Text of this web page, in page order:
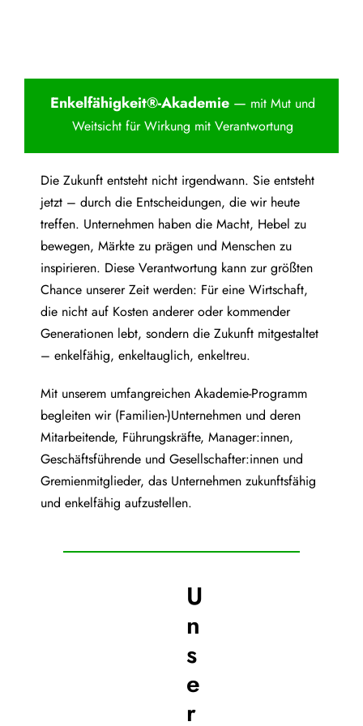
Enkelfähigkeit®-Akademie— mit Mut und
Weitsicht für Wirkung mit Verantwortung
Die Zukunft entsteht nicht irgendwann. Sie entsteht
jetzt – durch die Entscheidungen, die wir heute
treffen. Unternehmen haben die Macht, Hebel zu
bewegen, Märkte zu prägen und Menschen zu
inspirieren. Diese Verantwortung kann zur größten
Chance unserer Zeit werden: Für eine Wirtschaft,
die nicht auf Kosten anderer oder kommender
Generationen lebt, sondern die Zukunft mitgestaltet
– enkelfähig, enkeltauglich, enkeltreu.
Mit unserem umfangreichen Akademie-Programm
begleiten wir (Familien-)Unternehmen und deren
Mitarbeitende, Führungskräfte, Manager:innen,
Geschäftsführende und Gesellschafter:innen und
Gremienmitglieder, das Unternehmen zukunftsfähig
und enkelfähig aufzustellen.
U
n
s
e
r